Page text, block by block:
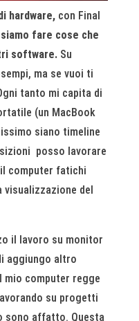
hardware,con Final
fare cose che
software.Su
ma se vuoi ti
tanto mi capita di
(un MacBook
siano timeline
posso lavorare
computer fatichi
visualizzazione del
il lavoro su monitor
aggiungo altro
mio computer regge
su progetti
sono affatto. Questa